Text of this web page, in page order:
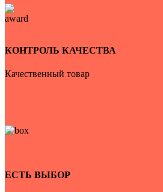
КОНТРОЛЬ КАЧЕСТВА
Качественный товар
ЕСТЬ ВЫБОР